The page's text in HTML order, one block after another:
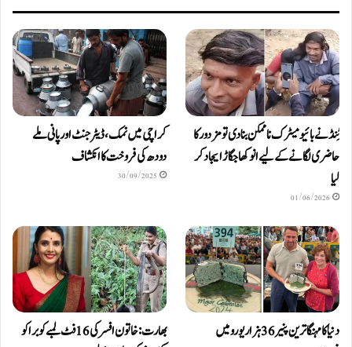
ٹِنڈ نے بائیومیٹرک ناممکن بنا دی تو مزدور کا
حاضری لگانے کے لیے انوکھا جگاڑ ایجاد کر
لیا
01/06/2026
کراچی میں نمک، ڈیٹرجنٹ اور پانی ملے
دودھ کی فروخت کا انکشاف
30/09/2025
دنیا کا مہنگا ترین پنیر 36 ہزار یورو میں
بھارت: خاتون افسر کی 16 فٹ لمبے کوبرا کو